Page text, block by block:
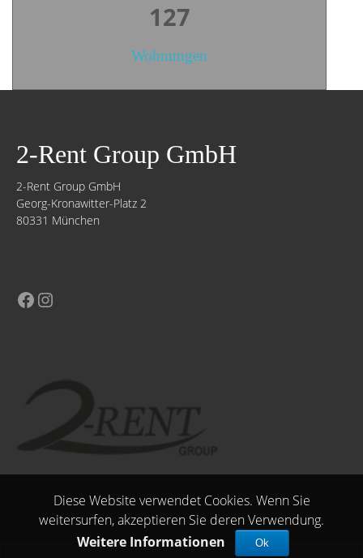
176
Wohnungen
2-Rent Group GmbH
2-Rent Group GmbH
Georg-Kronawitter-Platz 2
80331 München
Diese Website verwendet Cookies. Wenn Sie
weitersurfen, akzeptieren Sie deren Verwendung.
Weitere Informationen
Ok